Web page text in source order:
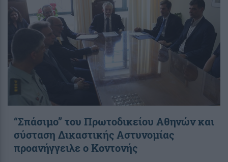
“Σπάσιμο” του Πρωτοδικείου Αθηνών και
σύσταση Δικαστικής Αστυνομίας
προανήγγειλε ο Κοντονής